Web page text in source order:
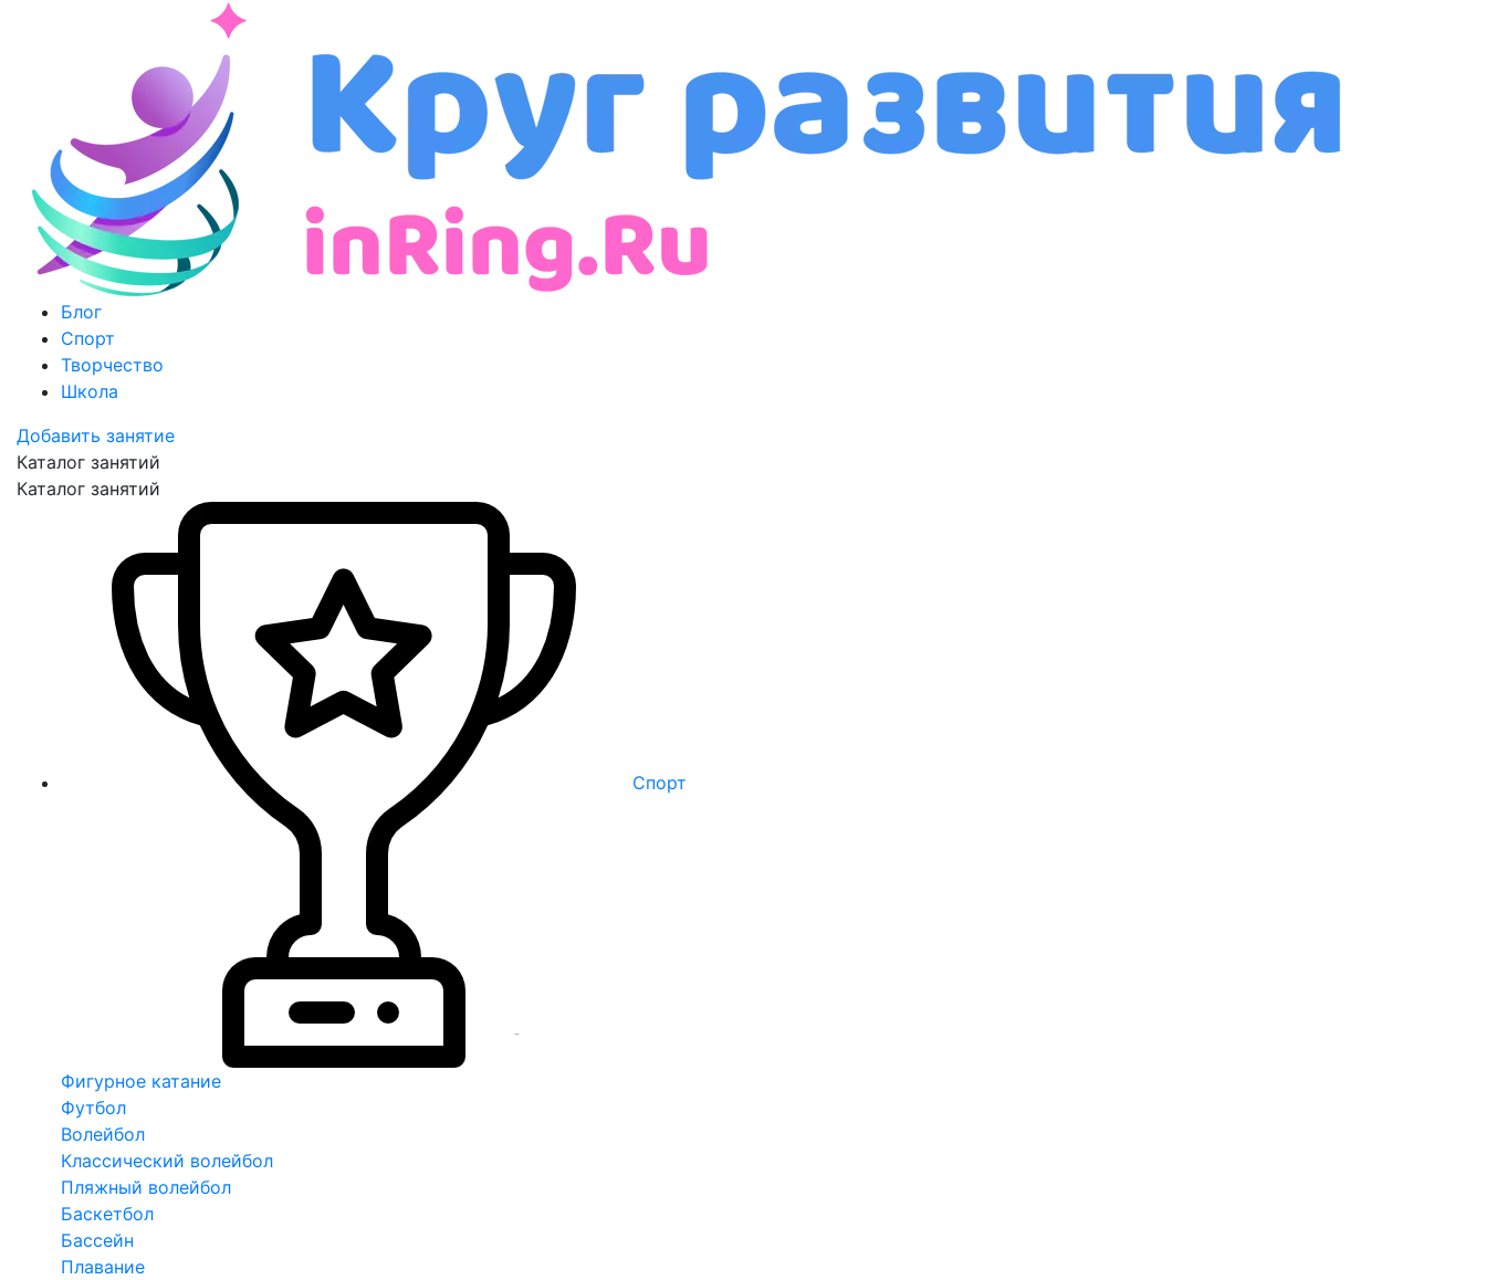
Блог
Спорт
Творчество
Школа
Добавить занятие
Каталог занятий
Каталог занятий
Спорт
Фигурное катание
Футбол
Волейбол
Классический волейбол
Пляжный волейбол
Баскетбол
Бассейн
Плавание